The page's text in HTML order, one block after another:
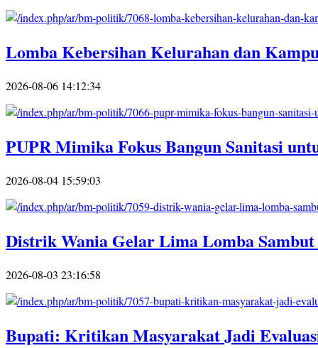
Lomba Kebersihan Kelurahan dan
2026-08-06 14:12:34
PUPR Mimika Fokus Bangun Sanitasi
2026-08-04 15:59:03
Distrik Wania Gelar Lima Lomba
2026-08-03 23:16:58
Bupati: Kritikan Masyarakat Jadi